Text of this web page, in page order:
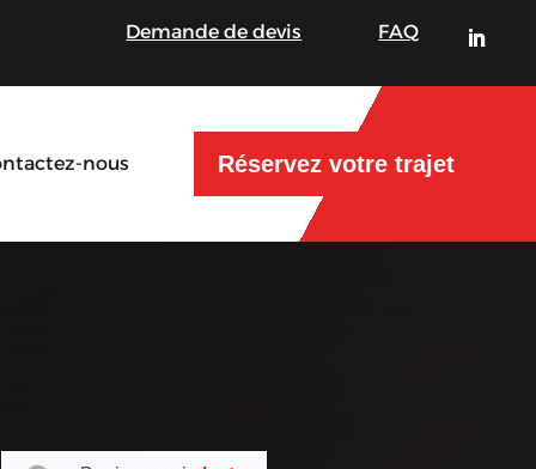
Demande de devis FAQ
nous Réservez votre trajet